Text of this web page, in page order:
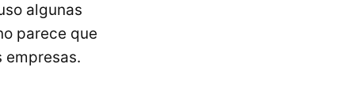
algunas
parece que
empresas.